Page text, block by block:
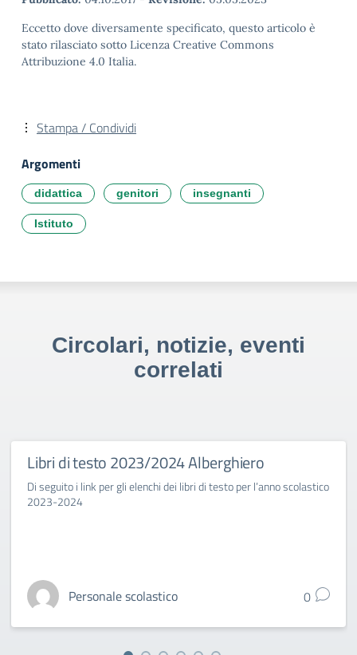
Eccetto dove diversamente specificato, questo articolo è
stato rilasciato sotto Licenza Creative Commons
Attribuzione 4.0 Italia.
Stampa / Condividi
Argomenti
didattica genitori insegnanti
Istituto
Circolari, notizie, eventi
correlati
Libri di testo 2023/2024 Alberghiero
Di seguito i link per gli elenchi dei libri di testo per l’anno scolastico
2023-2024
Personale scolastico 0